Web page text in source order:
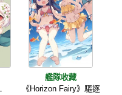
艦隊收藏
《Horizon Fairy》驅逐